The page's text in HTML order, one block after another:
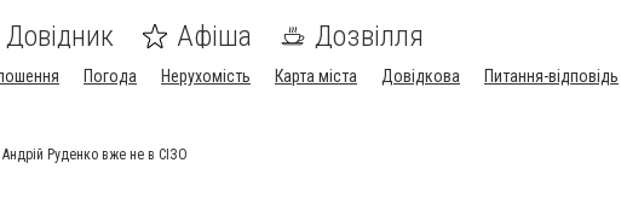
Довідник Афіша Дозвілля
Погода Нерухомість Карта міста Довідкова
Питання-відповідь
Руденко вже не в СІЗО